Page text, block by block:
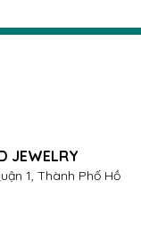
JEWELRY
1, Thành Phố Hồ